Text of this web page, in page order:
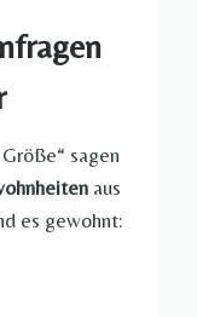
sagen
aus
es gewohnt: